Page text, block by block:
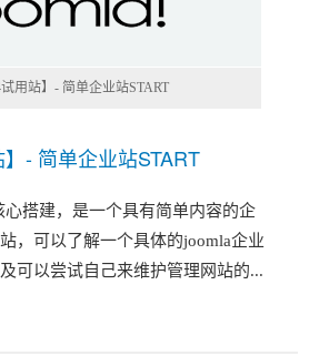
试用站】- 简单企业站START
】- 简单企业站START
心搭建，是一个具有简单内容的企
，可以了解一个具体的joomla企业
可以尝试自己来维护管理网站的...